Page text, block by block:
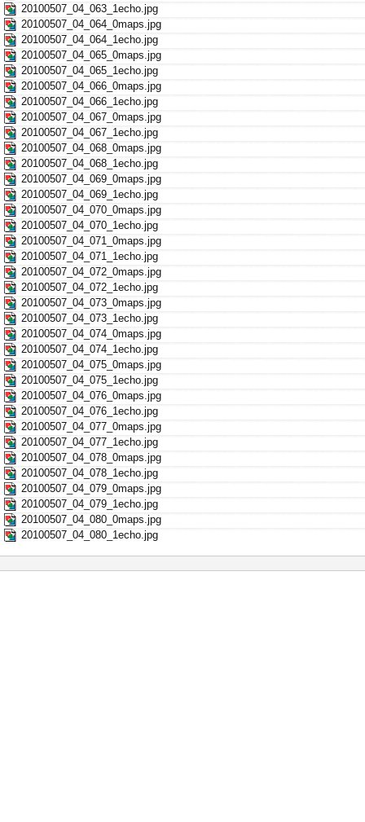
20100507_04_063_1echo.jpg
20100507_04_064_0maps.jpg
20100507_04_064_1echo.jpg
20100507_04_065_0maps.jpg
20100507_04_065_1echo.jpg
20100507_04_066_0maps.jpg
20100507_04_066_1echo.jpg
20100507_04_067_0maps.jpg
20100507_04_067_1echo.jpg
20100507_04_068_0maps.jpg
20100507_04_068_1echo.jpg
20100507_04_069_0maps.jpg
20100507_04_069_1echo.jpg
20100507_04_070_0maps.jpg
20100507_04_070_1echo.jpg
20100507_04_071_0maps.jpg
20100507_04_071_1echo.jpg
20100507_04_072_0maps.jpg
20100507_04_072_1echo.jpg
20100507_04_073_0maps.jpg
20100507_04_073_1echo.jpg
20100507_04_074_0maps.jpg
20100507_04_074_1echo.jpg
20100507_04_075_0maps.jpg
20100507_04_075_1echo.jpg
20100507_04_076_0maps.jpg
20100507_04_076_1echo.jpg
20100507_04_077_0maps.jpg
20100507_04_077_1echo.jpg
20100507_04_078_0maps.jpg
20100507_04_078_1echo.jpg
20100507_04_079_0maps.jpg
20100507_04_079_1echo.jpg
20100507_04_080_0maps.jpg
20100507_04_080_1echo.jpg